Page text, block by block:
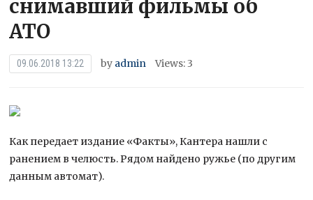
снимавший фильмы об
АТО
09.06.2018 13:22 by admin Views: 3
Как передает издание «Факты», Кантера нашли с
ранением в челюсть. Рядом найдено ружье (по другим
данным автомат).